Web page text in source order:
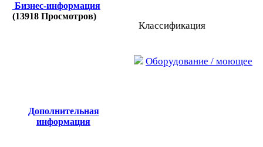
Бизнес-информация
(13918 Просмотров)
Дополнительная
информация
Классификация
Оборудование / моющее